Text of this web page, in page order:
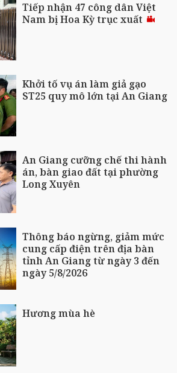
Tiếp nhận 47 công dân Việt
Nam bị Hoa Kỳ trục xuất
Khởi tố vụ án làm giả gạo
ST25 quy mô lớn tại An Giang
An Giang cưỡng chế thi hành
án, bàn giao đất tại phường
Long Xuyên
Thông báo ngừng, giảm mức
cung cấp điện trên địa bàn
tỉnh An Giang từ ngày 3 đến
ngày 5/8/2026
Hương mùa hè